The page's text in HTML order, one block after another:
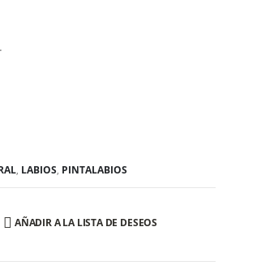
, LABIOS, PINTALABIOS
AÑADIR A LA LISTA DE DESEOS